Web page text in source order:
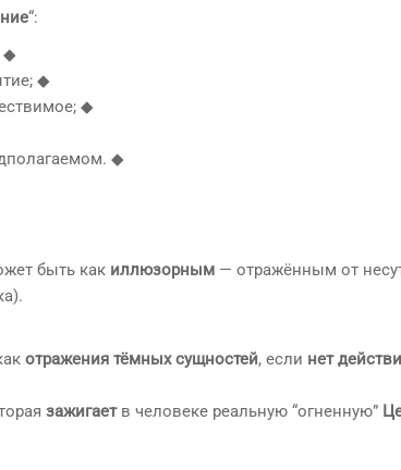
“:
◆
◆
◆
◆
быть как иллюзорным — отражённым от
отражения тёмных сущностей, если нет
зажигаетв человеке реальную “огненную”